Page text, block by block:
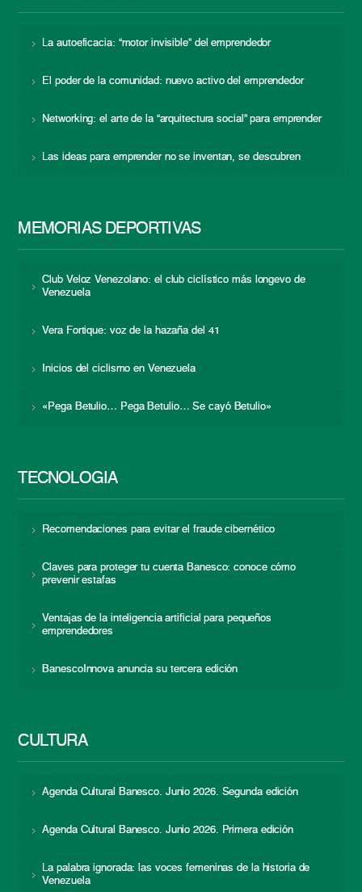
La autoeficacia: “motor invisible” del emprendedor
El poder de la comunidad: nuevo activo del emprendedor
Networking: el arte de la “arquitectura social” para emprender
Las ideas para emprender no se inventan, se descubren
MEMORIAS DEPORTIVAS
Club Veloz Venezolano: el club ciclístico más longevo de
Venezuela
Vera Fortique: voz de la hazaña del 41
Inicios del ciclismo en Venezuela
«Pega Betulio… Pega Betulio… Se cayó Betulio»
TECNOLOGÍA
Recomendaciones para evitar el fraude cibernético
Claves para proteger tu cuenta Banesco: conoce cómo
prevenir estafas
Ventajas de la inteligencia artificial para pequeños
emprendedores
BanescoInnova anuncia su tercera edición
CULTURA
Agenda Cultural Banesco. Junio 2026. Segunda edición
Agenda Cultural Banesco. Junio 2026. Primera edición
La palabra ignorada: las voces femeninas de la historia de
Venezuela